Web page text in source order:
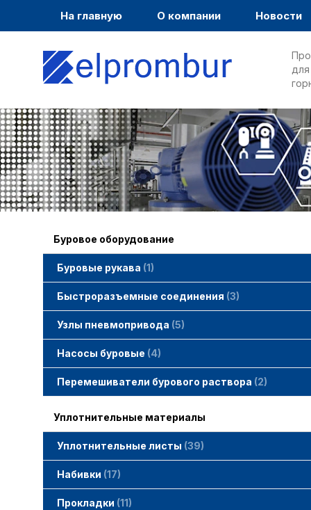
На главную О компании Новости
Буровое оборудование
Буровые рукава 1
Быстроразъемные соединения 3
Узлы пневмопривода 5
Насосы буровые 4
Перемешиватели бурового раствора 2
Уплотнительные материалы
Уплотнительные листы 39
Набивки 17
Прокладки 11